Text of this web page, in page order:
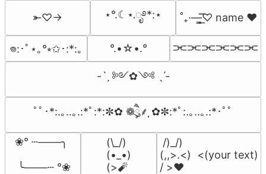
⤜♡→ ⋆°.☾⋆.ೃ࿔*:⋆ ˚₊·—̳͟͞͞♡ name ♥️
𖦹:･ﾟ⋆｡°⭒✩･:*:｡ °.•☆•.° ⫘⫘⫘⫘⫘⫘
-ˋˏ ༻✿༺ ˎˊ-
ﾟﾟ･*:.｡..｡.:*ﾟ:*:✼✿ ❁ཻུ۪۪⸙͎ ✿✼:*ﾟ:.｡..｡.:*･ﾟﾟ
❀° ┄───╮
╰───┄ °❀
(\_/)
(•_•)
(>🧨
/)_/)
(,,>.<)  <(your text)
/ >❤️